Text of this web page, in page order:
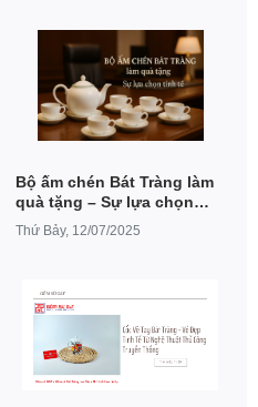
Bộ ấm chén Bát Tràng làm
quà tặng – Sự lựa chọn
tinh tế cho doanh nghiệp,
đại hội, kỷ niệm
Thứ Bảy, 12/07/2025